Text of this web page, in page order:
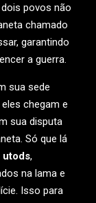
povos não
chamado
garantindo
a guerra.
sua sede
chegam e
sua disputa
Só que lá
utods,
na lama e
Isso para